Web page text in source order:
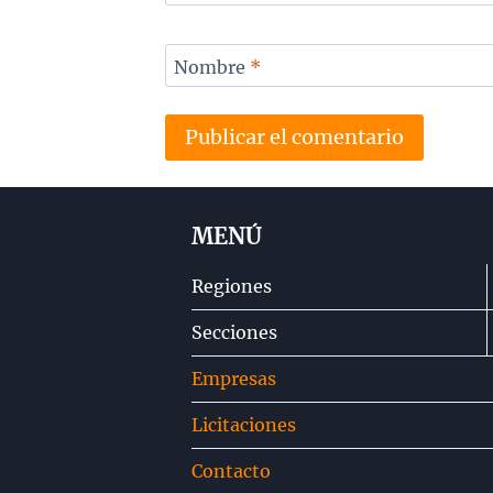
Nombre *
MENÚ
Regiones
Secciones
Empresas
Licitaciones
Contacto